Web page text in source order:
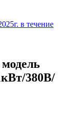
в течение
380В/